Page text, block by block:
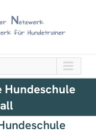
Hundeschule